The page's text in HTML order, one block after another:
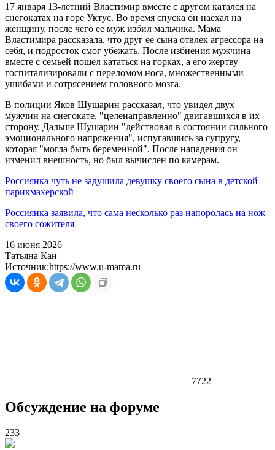
17 января 13-летний Властимир вместе с другом катался на
снегокатах на горе Уктус. Во время спуска он наехал на
женщину, после чего ее муж избил мальчика. Мама
Властимира рассказала, что друг ее сына отвлек агрессора на
себя, и подросток смог убежать. После избиения мужчина
вместе с семьей пошел кататься на горках, а его жертву
госпитализировали с переломом носа, множественными
ушибами и сотрясением головного мозга.
В полиции Яков Шушарин рассказал, что увидел двух
мужчин на снегокате, "целенаправленно" двигавшихся в их
сторону. Дальше Шушарин "действовал в состоянии сильного
эмоционального напряжения", испугавшись за супругу,
которая "могла быть беременной". После нападения он
изменил внешность, но был вычислен по камерам.
Россиянка чуть не задушила девушку своего сына в детской
парикмахерской
Россиянка заявила, что сама несколько раз напоролась на нож
своего сожителя
16 июня 2026
Татьяна Кан
Источник:https://www.u-mama.ru
7722
Обсуждение на форуме
233